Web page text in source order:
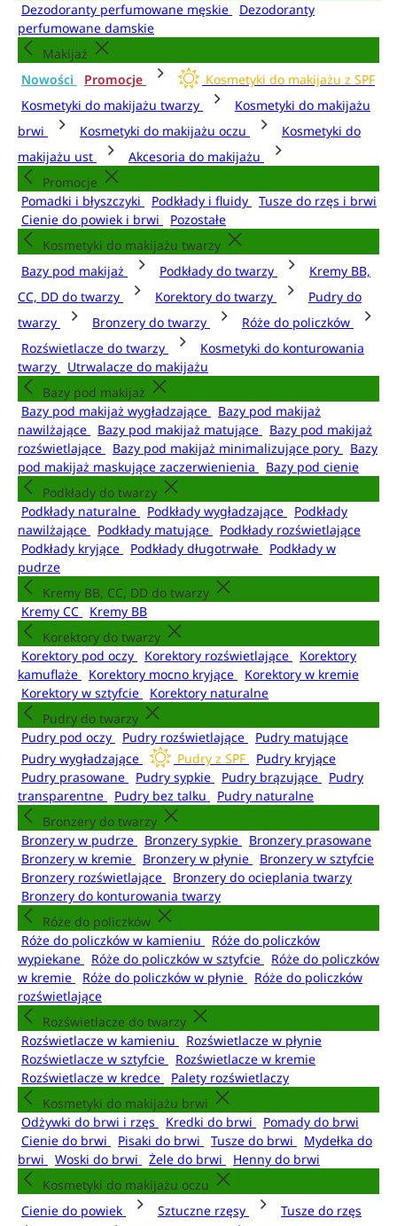
Dezodoranty perfumowane męskie
Dezodoranty
perfumowane damskie
Makijaż
Nowości
Promocje
Kosmetyki do makijażu z SPF
Kosmetyki do makijażu twarzy
Kosmetyki do makijażu
brwi
Kosmetyki do makijażu oczu
Kosmetyki do
makijażu ust
Akcesoria do makijażu
Promocje
Pomadki i błyszczyki
Podkłady i fluidy
Tusze do rzęs i brwi
Cienie do powiek i brwi
Pozostałe
Kosmetyki do makijażu twarzy
Bazy pod makijaż
Podkłady do twarzy
Kremy BB,
CC, DD do twarzy
Korektory do twarzy
Pudry do
twarzy
Bronzery do twarzy
Róże do policzków
Rozświetlacze do twarzy
Kosmetyki do konturowania
twarzy
Utrwalacze do makijażu
Bazy pod makijaż
Bazy pod makijaż wygładzające
Bazy pod makijaż
nawilżające
Bazy pod makijaż matujące
Bazy pod makijaż
rozświetlające
Bazy pod makijaż minimalizujące pory
Bazy
pod makijaż maskujące zaczerwienienia
Bazy pod cienie
Podkłady do twarzy
Podkłady naturalne
Podkłady wygładzające
Podkłady
nawilżające
Podkłady matujące
Podkłady rozświetlające
Podkłady kryjące
Podkłady długotrwałe
Podkłady w
pudrze
Kremy BB, CC, DD do twarzy
Kremy CC
Kremy BB
Korektory do twarzy
Korektory pod oczy
Korektory rozświetlające
Korektory
kamuflaże
Korektory mocno kryjące
Korektory w kremie
Korektory w sztyfcie
Korektory naturalne
Pudry do twarzy
Pudry pod oczy
Pudry rozświetlające
Pudry matujące
Pudry wygładzające
Pudry z SPF
Pudry kryjące
Pudry prasowane
Pudry sypkie Pudry brązujące
Pudry
transparentne
Pudry bez talku
Pudry naturalne
Bronzery do twarzy
Bronzery w pudrze
Bronzery sypkie
Bronzery prasowane
Bronzery w kremie
Bronzery w płynie
Bronzery w sztyfcie
Bronzery rozświetlające
Bronzery do ocieplania twarzy
Bronzery do konturowania twarzy
Róże do policzków
Róże do policzków w kamieniu
Róże do policzków
wypiekane
Róże do policzków w sztyfcie
Róże do policzków
w kremie
Róże do policzków w płynie
Róże do policzków
rozświetlające
Rozświetlacze do twarzy
Rozświetlacze w kamieniu
Rozświetlacze w płynie
Rozświetlacze w sztyfcie
Rozświetlacze w kremie
Rozświetlacze w kredce
Palety rozświetlaczy
Kosmetyki do makijażu brwi
Odżywki do brwi i rzęs
Kredki do brwi
Pomady do brwi
Cienie do brwi
Pisaki do brwi Tusze do brwi
Mydełka do
brwi
Woski do brwi Żele do brwi
Henny do brwi
Kosmetyki do makijażu oczu
Cienie do powiek
Sztuczne rzęsy
Tusze do rzęs